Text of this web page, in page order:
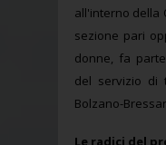
all'interno della
sezione pari
donne, fa
del servizio di
Bolzano-
Le radici del